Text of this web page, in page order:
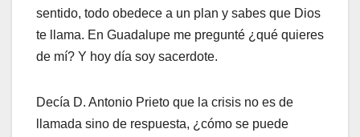
sentido, todo obedece a un plan y sabes que Dios
te llama. En Guadalupe me pregunté ¿qué quieres
de mí? Y hoy día soy sacerdote.
Decía D. Antonio Prieto que la crisis no es de
llamada sino de respuesta, ¿cómo se puede